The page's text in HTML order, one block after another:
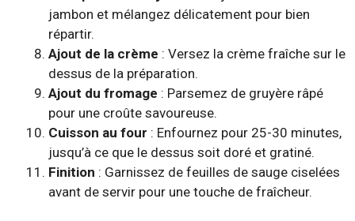
jambon et mélangez délicatement pour bien
répartir.
Ajout de la crème : Versez la crème fraîche sur le
dessus de la préparation.
Ajout du fromage : Parsemez de gruyère râpé
pour une croûte savoureuse.
Cuisson au four : Enfournez pour 25-30 minutes,
jusqu’à ce que le dessus soit doré et gratiné.
Finition : Garnissez de feuilles de sauge ciselées
avant de servir pour une touche de fraîcheur.